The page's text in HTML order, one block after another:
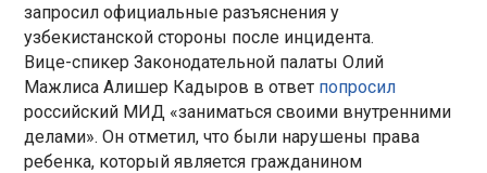
запросил официальные разъяснения у
узбекистанской стороны после инцидента.
Вице-спикер Законодательной палаты Олий
Мажлиса Алишер Кадыров в ответ попросил
российский МИД «заниматься своими внутренними
делами». Он отметил, что были нарушены права
ребенка, который является гражданином